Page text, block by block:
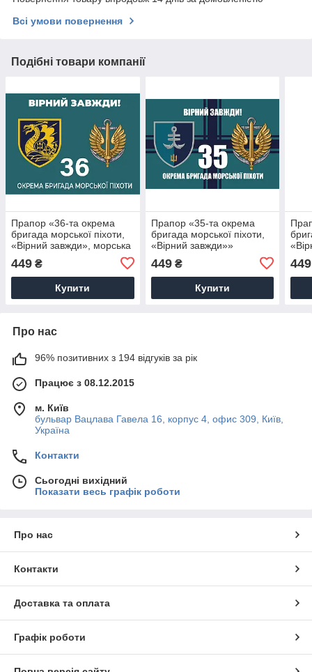
Всі умови повернення
Подібні товари компанії
Прапор «36-та окрема
бригада морської піхоти,
«Вірний завжди», морська
449 ₴
Купити
Прапор «35-та окрема
бригада морської піхоти,
«Вірний завжди»»
449₴
Купити
449
Про нас
96% позитивних з 194 відгуків за рік
Працює з 08.12.2015
м. Київ
бульвар Вацлава Гавела 16, корпус 4, офис 309, Київ,
Україна
Контакти
Сьогодні вихідний
Показати весь графік роботи
Про нас
Контакти
Доставка та оплата
Графік роботи